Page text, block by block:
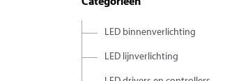
Categorieën
LED binnenverlichting
LED lijnverlichting